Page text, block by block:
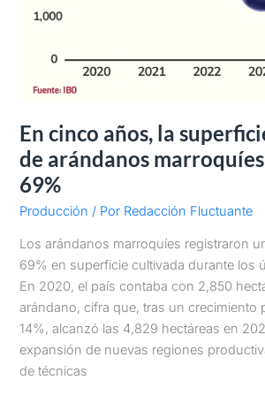
En cinco años, la
de arándanos
69%
Producción / Por Redacción Fluctuante
Los arándanos marroquíes registraron
69% en superficie cultivada durante los
En 2020, el país contaba con 2,850
arándano, cifra que, tras un crecimiento
14%, alcanzó las 4,829 hectáreas en
expansión de nuevas regiones
de técnicas